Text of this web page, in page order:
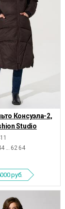
Консуэла-2,
Studio
... 62 64
руб.